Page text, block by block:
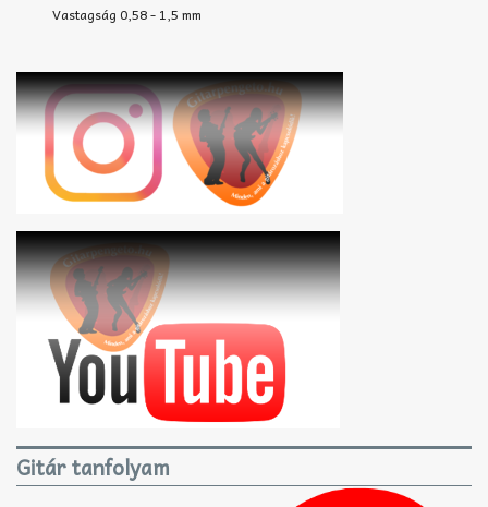
Vastagság 0,58 - 1,5 mm
Gitár tanfolyam